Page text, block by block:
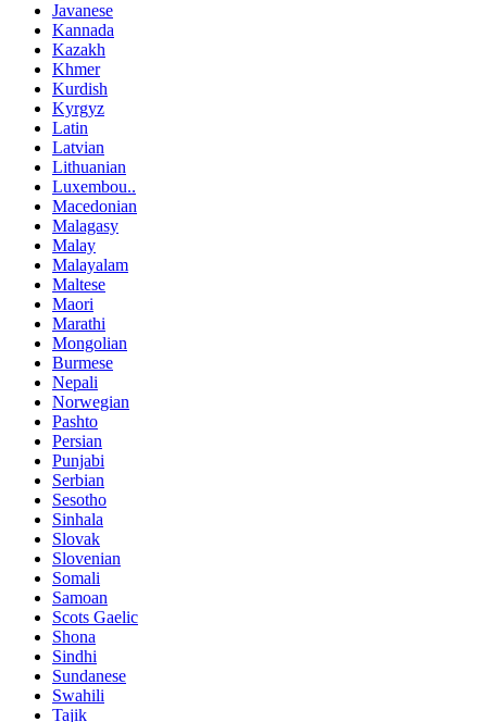
Javanese
Kannada
Kazakh
Khmer
Kurdish
Kyrgyz
Latin
Latvian
Lithuanian
Luxembou..
Macedonian
Malagasy
Malay
Malayalam
Maltese
Maori
Marathi
Mongolian
Burmese
Nepali
Norwegian
Pashto
Persian
Punjabi
Serbian
Sesotho
Sinhala
Slovak
Slovenian
Somali
Samoan
Scots Gaelic
Shona
Sindhi
Sundanese
Swahili
Tajik